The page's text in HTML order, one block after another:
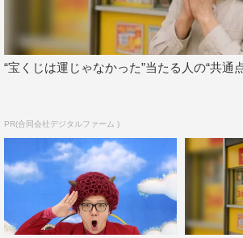
“宝くじは運じゃなかった”当たる人の“共通
PR(合同会社デジタルファーム )